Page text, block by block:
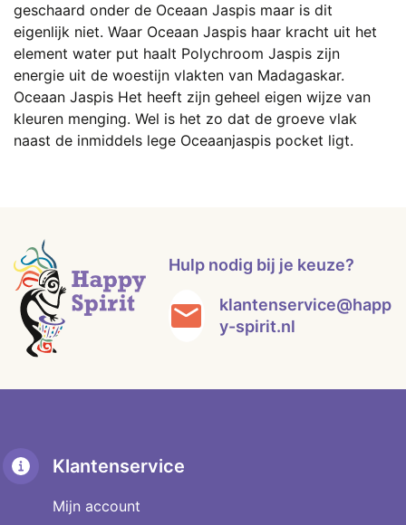
geschaard onder de Oceaan Jaspis maar is dit
eigenlijk niet. Waar Oceaan Jaspis haar kracht uit het
element water put haalt Polychroom Jaspis zijn
energie uit de woestijn vlakten van Madagaskar.
Oceaan Jaspis Het heeft zijn geheel eigen wijze van
kleuren menging. Wel is het zo dat de groeve vlak
naast de inmiddels lege Oceaanjaspis pocket ligt.
Hulp nodig bij je keuze?
klantenservice@happ
y-spirit.nl
Klantenservice
Mijn account